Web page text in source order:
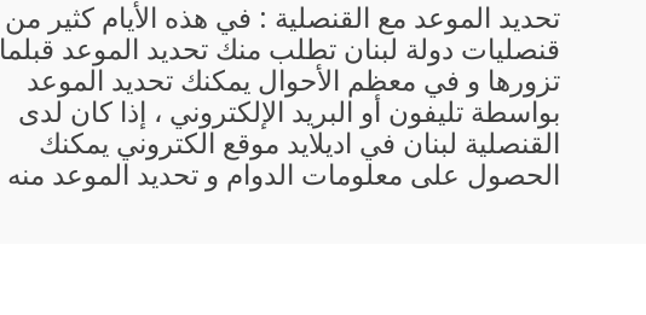
تحديد الموعد مع القنصلية : في هذه الأيام كثير من
قنصليات دولة لبنان تطلب منك تحديد الموعد قبلما
تزورها و في معظم الأحوال يمكنك تحديد الموعد
بواسطة تليفون أو البريد الإلكتروني ، إذا كان لدى
القنصلية لبنان في اديلايد موقع الكتروني يمكنك
الحصول على معلومات الدوام و تحديد الموعد منه